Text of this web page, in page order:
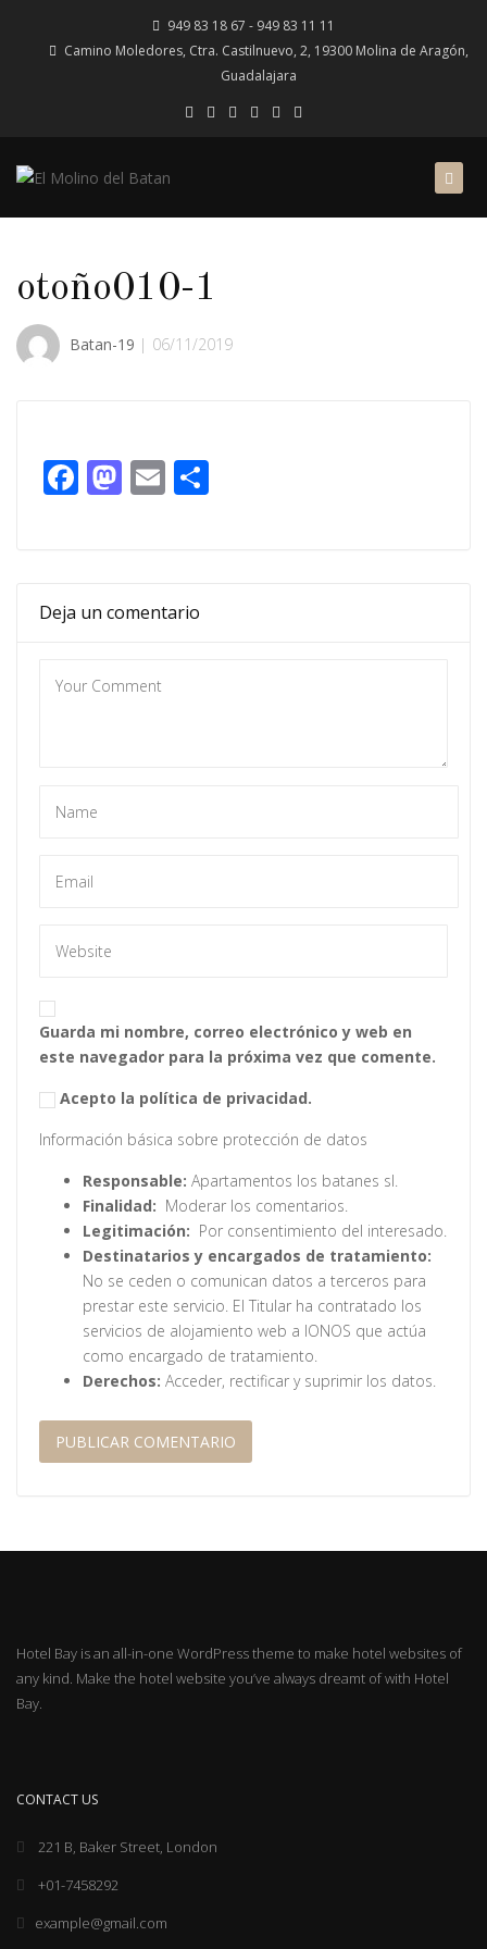
949 83 18 67 - 949 83 11 11
Camino Moledores, Ctra. Castilnuevo, 2, 19300 Molina de Aragón,
Guadalajara
otoño010-1
Batan-19 06/11/2019
Facebook
Mastodon
Email
Deja un comentario
Guarda mi nombre, correo electrónico y web en
este navegador para la próxima vez que comente.
Acepto la política de privacidad.
Información básica sobre protección de datos
Responsable: Apartamentos los batanes sl.
Finalidad: Moderar los comentarios.
Legitimación: Por consentimiento del interesado.
Destinatarios y encargados de tratamiento:
No se ceden o comunican datos a terceros para
prestar este servicio. El Titular ha contratado los
servicios de alojamiento web a IONOS que actúa
como encargado de tratamiento.
Derechos: Acceder, rectificar y suprimir los datos.
Hotel Bay is an all-in-one WordPress theme to make hotel websites of
any kind. Make the hotel website you’ve always dreamt of with Hotel
Bay.
CONTACT US
221 B, Baker Street, London
+01-7458292
example@gmail.com